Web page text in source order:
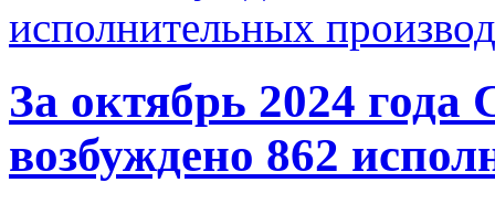
За октябрь 2024
возбуждено 862